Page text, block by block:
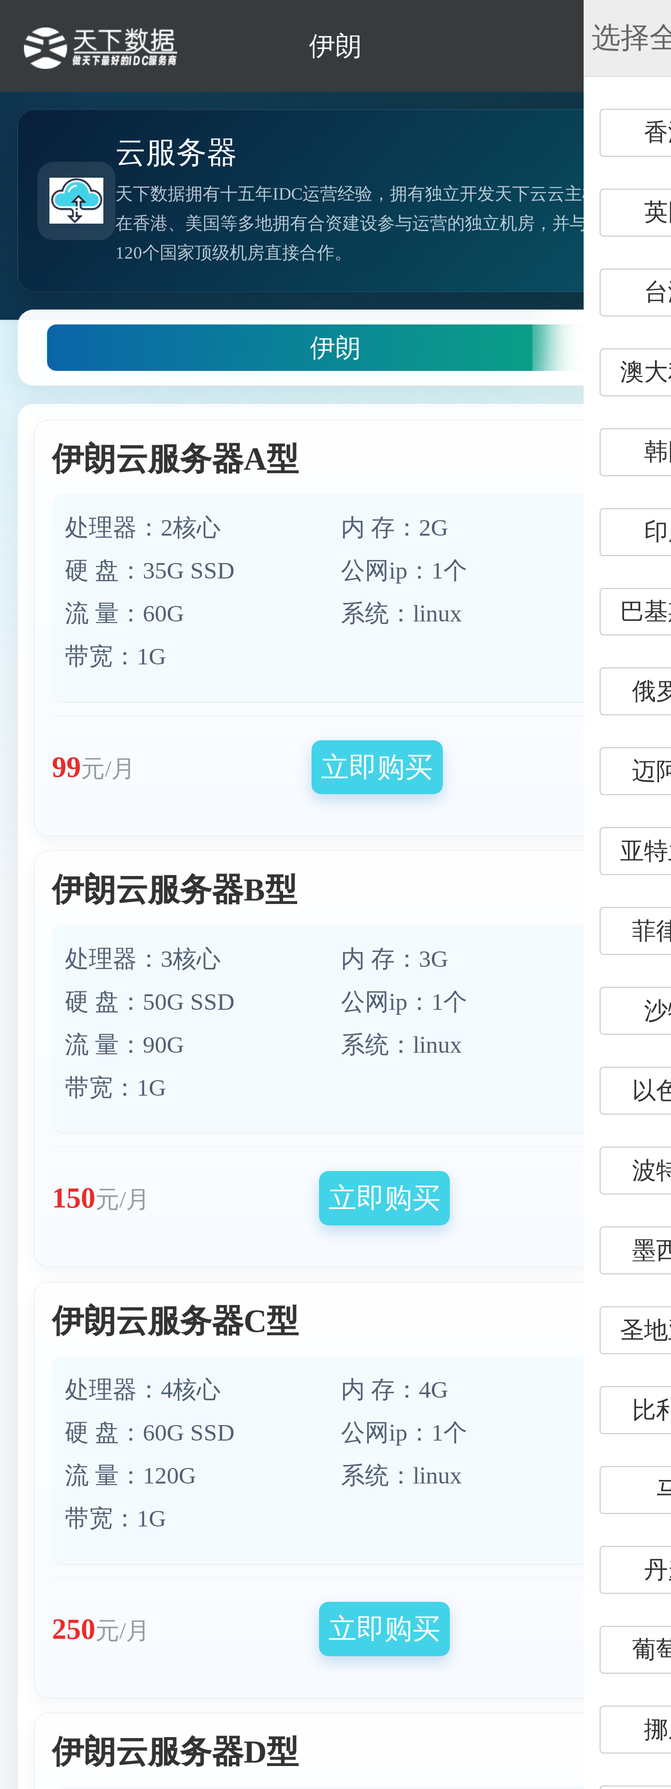
伊朗
云
高
数
解
域
企
最
新
公
会
会
云服务器
天下数据拥有十五年IDC运营经验，拥有独立开发天下云云主机，
在香港、美国等多地拥有合资建设参与运营的独立机房，并与全球
120个国家顶级机房直接合作。
伊朗
伊朗云服务器A型
处理器：2核心
硬 盘：35G SSD
流 量：60G
带宽：1G
内 存：2G
公网ip：1个
系统：linux
99元/月 立即购买
伊朗云服务器B型
处理器：3核心
硬 盘：50G SSD
流 量：90G
带宽：1G
内 存：3G
公网ip：1个
系统：linux
150元/月 立即购买
伊朗云服务器C型
处理器：4核心
硬 盘：60G SSD
流 量：120G
带宽：1G
内 存：4G
公网ip：1个
系统：linux
250元/月 立即购买
伊朗云服务器D型
选择
澳
巴
俄
迈
亚
菲
以
波
墨
圣
比
葡